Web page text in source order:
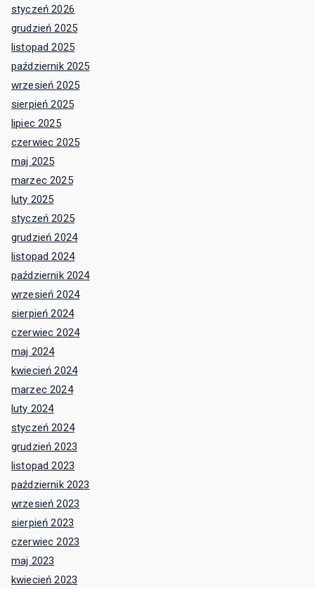
styczeń 2026
grudzień 2025
listopad 2025
październik 2025
wrzesień 2025
sierpień 2025
lipiec 2025
czerwiec 2025
maj 2025
marzec 2025
luty 2025
styczeń 2025
grudzień 2024
listopad 2024
październik 2024
wrzesień 2024
sierpień 2024
czerwiec 2024
maj 2024
kwiecień 2024
marzec 2024
luty 2024
styczeń 2024
grudzień 2023
listopad 2023
październik 2023
wrzesień 2023
sierpień 2023
czerwiec 2023
maj 2023
kwiecień 2023